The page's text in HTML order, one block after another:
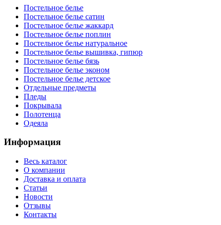
Постельное белье
Постельное белье сатин
Постельное белье жаккард
Постельное белье поплин
Постельное белье натуральное
Постельное белье вышивка, гипюр
Постельное белье бязь
Постельное белье эконом
Постельное белье детское
Отдельные предметы
Пледы
Покрывала
Полотенца
Одеяла
Информация
Весь каталог
О компании
Доставка и оплата
Статьи
Новости
Отзывы
Контакты